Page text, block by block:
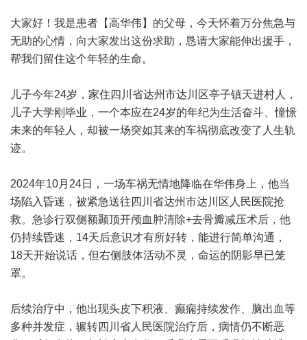
大家好！我是患者【高华伟】的父母，今天怀着万分焦急与
无助的心情，向大家发出这份求助，恳请大家能伸出援手，
帮我们留住这个年轻的生命。
儿子今年24岁，家住四川省达州市达川区亭子镇天进村人，
儿子大学刚毕业，一个本应在24岁的年纪为生活奋斗、憧憬
未来的年轻人，却被一场突如其来的车祸彻底改变了人生轨
迹。
2024年10月24日，一场车祸无情地降临在华伟身上，他当
场陷入昏迷，被紧急送往四川省达州市达川区人民医院抢
救。急诊行双侧额颞顶开颅血肿清除+去骨瓣减压术后，他
仍持续昏迷，14天后意识才有所好转，能进行简单沟通，
18天开始说话，但右侧肢体活动不灵，命运的阴影早已笼
罩。
后续治疗中，他出现头皮下积液、癫痫持续发作、脑出血等
多种并发症，辗转四川省人民医院治疗后，病情仍不断恶